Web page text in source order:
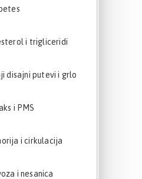
i trigliceridi
disajni putevi i grlo
i PMS
i cirkulacija
i nesanica